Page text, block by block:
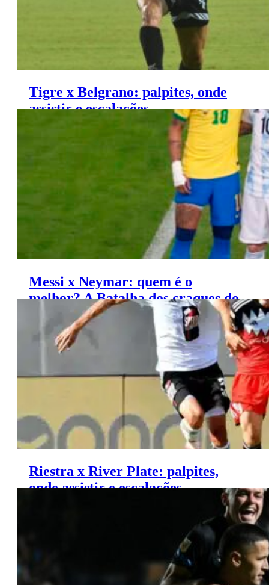
Tigre x Belgrano: palpites, onde
assistir e escalações –
Campeonato Argentino (13/06)
Messi x Neymar: quem é o
melhor? A Batalha dos craques do
Brasil e da Argentina
Riestra x River Plate: palpites,
onde assistir e escalações –